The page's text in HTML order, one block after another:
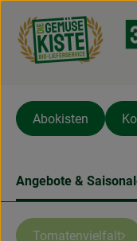
Abokisten
Angebote &
Tomatenvielfalt